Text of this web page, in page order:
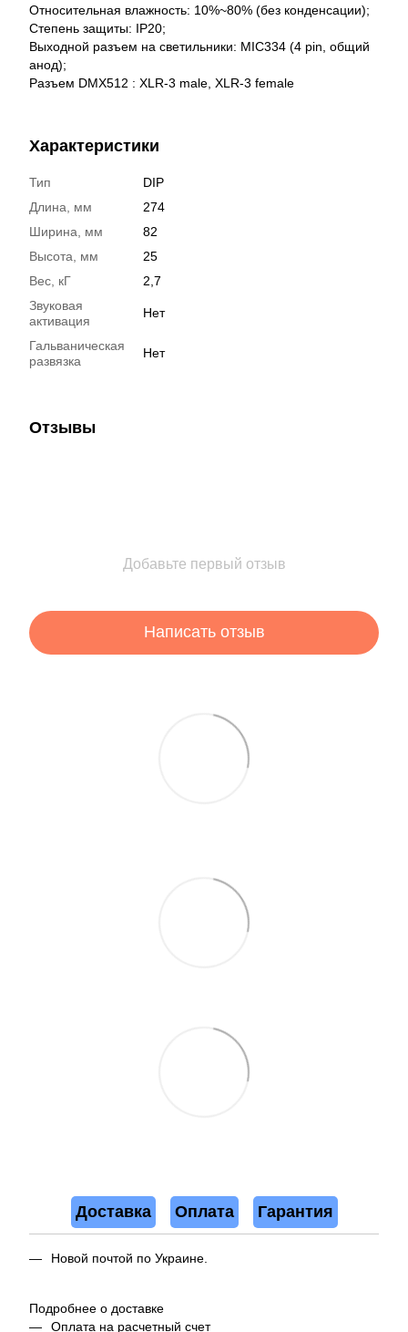
Относительная влажность: 10%~80% (без конденсации);
Степень защиты: IP20;
Выходной разъем на светильники: MIC334 (4 pin, общий
анод);
Разъем DMX512 : XLR-3 male, XLR-3 female
Характеристики
Тип
DIP
Длина, мм
274
Ширина, мм
82
Высота, мм
25
Вес, кГ
2,7
Звуковая
активация
Нет
Гальваническая
развязка
Нет
Отзывы
Добавьте первый отзыв
Написать отзыв
Доставка Оплата Гарантия
Новой почтой по Украине.
Подробнее о доставке
Оплата на расчетный счет